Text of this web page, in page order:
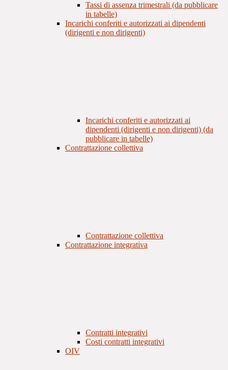
Tassi di assenza trimestrali (da pubblicare
in tabelle)
Incarichi conferiti e autorizzati ai dipendenti
(dirigenti e non dirigenti)
Incarichi conferiti e autorizzati ai
dipendenti (dirigenti e non dirigenti) (da
pubblicare in tabelle)
Contrattazione collettiva
Contrattazione collettiva
Contrattazione integrativa
Contratti integrativi
Costi contratti integrativi
OIV